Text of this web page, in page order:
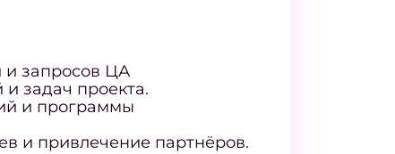
и запросов ЦА
задач проекта.
и программы
и привлечение партнёров.